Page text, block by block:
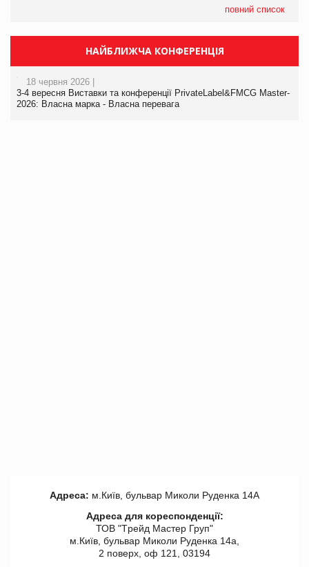
повний список
НАЙБЛИЖЧА КОНФЕРЕНЦІЯ
18 червня 2026 |
3-4 вересня Виставки та конференції PrivateLabel&FMCG Master-
2026: Власна марка - Власна перевага
Адреса: м.Київ, бульвар Миколи Руденка 14А
Адреса для кореспонденції:
ТОВ "Tрейд Мастер Груп"
м.Київ, бульвар Миколи Руденка 14а,
2 поверх, оф 121, 03194